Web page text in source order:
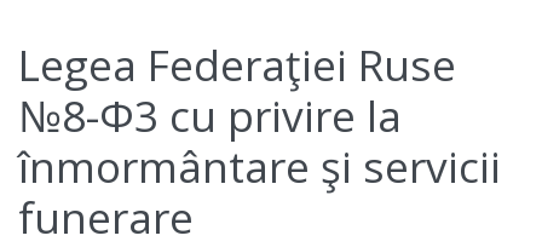
Legea Federaţiei Ruse
№8-Ф3 cu privire la
înmormântare şi servicii
funerare